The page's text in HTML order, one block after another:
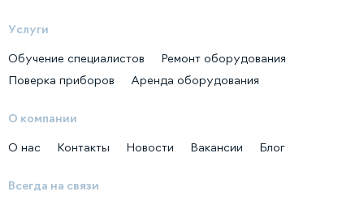
Услуги
Обучение специалистов
Ремонт оборудования
Поверка приборов
Аренда оборудования
О компании
О нас Контакты Новости Вакансии Блог
Всегда на связи